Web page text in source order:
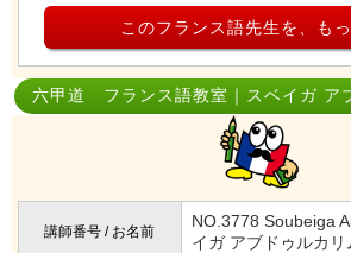
このフランス語先生を、も
六甲道 フランス語教室｜スベイガ ア
講師番号 / お名前
NO.3778 Soubeiga
イガ アブドゥルカリ